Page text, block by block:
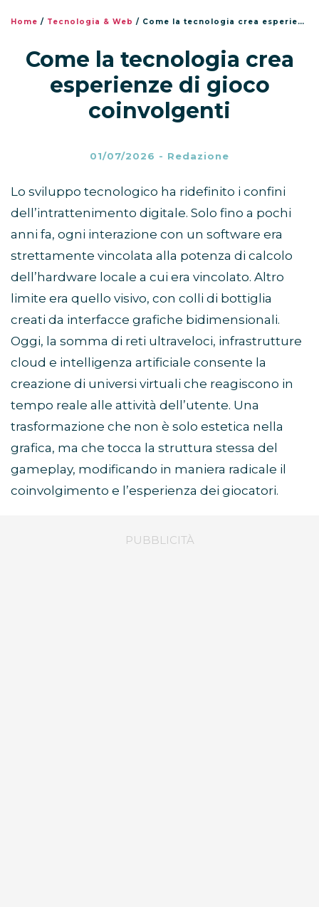
caricarlo 1H può durare 2 ore di gioco divertente.
segno che la batteria è scarica e deve essere
ricaricata. Si consiglia di caricarlo completamente
al primo utilizzo.
💖 【Promemoria gentili】 🔶1. La palla per gatti è
priva di BPA e realizzata in silicone. Suggeriamo la
tua supervisione durante il gioco divertente e
limitarsi a masticarla. 🔶2.Il giocattolo per gatti
pallina o un cavo di ricarica difettosi, non esitare a
Home / Tecnologia & Web / Come la tecnologia crea esperienze di gioco coinvolgenti
Come la tecnologia crea
esperienze di gioco
coinvolgenti
01/07/2026 - Redazione
Lo sviluppo tecnologico ha ridefinito i confini
dell’intrattenimento digitale. Solo fino a pochi
anni fa, ogni interazione con un software era
strettamente vincolata alla potenza di calcolo
dell’hardware locale a cui era vincolato. Altro
limite era quello visivo, con colli di bottiglia
creati da interfacce grafiche bidimensionali.
Oggi, la somma di reti ultraveloci, infrastrutture
cloud e intelligenza artificiale consente la
creazione di universi virtuali che reagiscono in
tempo reale alle attività dell’utente. Una
trasformazione che non è solo estetica nella
grafica, ma che tocca la struttura stessa del
gameplay, modificando in maniera radicale il
coinvolgimento e l’esperienza dei giocatori.